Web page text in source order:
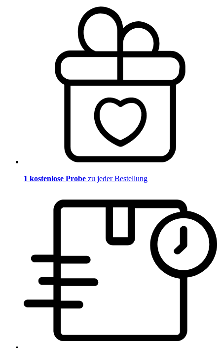
1 kostenlose Probe zu jeder Bestellung